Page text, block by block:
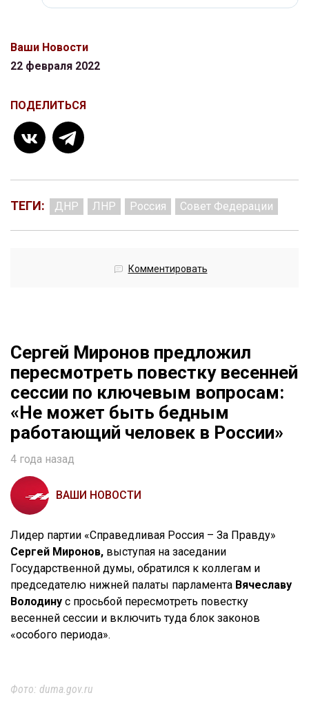
Ваши Новости
22 февраля 2022
ПОДЕЛИТЬСЯ
ТЕГИ: ДНР ЛНР Россия Совет Федерации
Комментировать
Сергей Миронов предложил
пересмотреть повестку весенней
сессии по ключевым вопросам:
«Не может быть бедным
работающий человек в России»
4 года назад
ВАШИ НОВОСТИ
Лидер партии «Справедливая Россия – За Правду»
Сергей Миронов, выступая на заседании
Государственной думы, обратился к коллегам и
председателю нижней палаты парламента Вячеславу
Володину с просьбой пересмотреть повестку
весенней сессии и включить туда блок законов
«особого периода».
Фото: duma.gov.ru